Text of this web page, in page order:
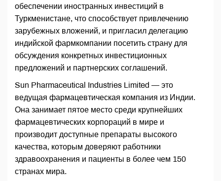
обеспечении иностранных инвестиций в
Туркменистане, что способствует привлечению
зарубежных вложений, и пригласил делегацию
индийской фармкомпании посетить страну для
обсуждения конкретных инвестиционных
предложений и партнерских соглашений.
Sun Pharmaceutical Industries Limited — это
ведущая фармацевтическая компания из Индии.
Она занимает пятое место среди крупнейших
фармацевтических корпораций в мире и
производит доступные препараты высокого
качества, которым доверяют работники
здравоохранения и пациенты в более чем 150
странах мира.